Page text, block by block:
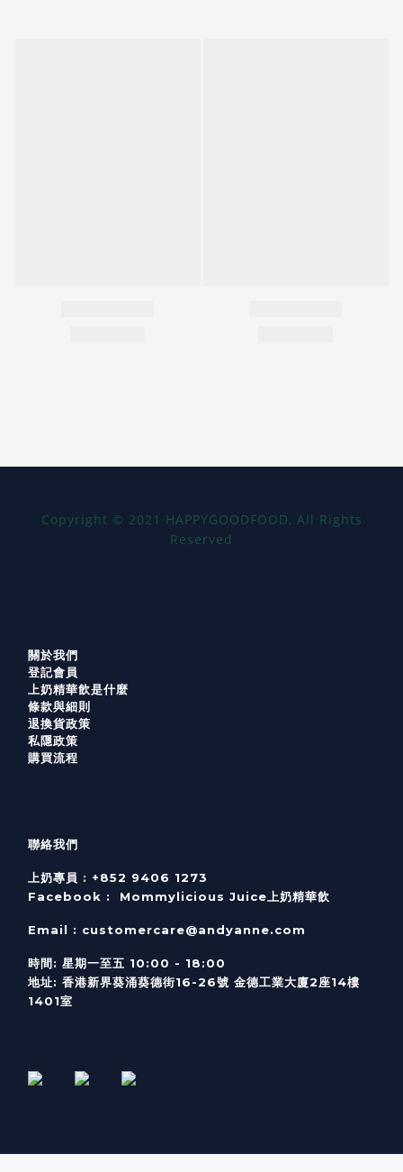
Copyright © 2021 HAPPYGOODFOOD, All Rights
Reserved
關於我們
登記會員
上奶精華飲是什麼
條款與細則
退換貨政策
私隱政策
購買流程
聯絡我們
上奶專員 : +852 9406 1273
Facebook :
Mommylicious Juice上奶精華飲
Email : customercare@andyanne.com
時間: 星期一至五 10:00 - 18:00
地址: 香港新界葵涌葵德街16-26號 金德工業大廈2座14樓
1401室